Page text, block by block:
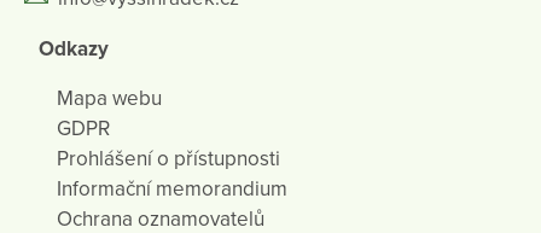
Odkazy
Mapa webu
GDPR
Prohlášení o přístupnosti
Informační memorandium
Ochrana oznamovatelů